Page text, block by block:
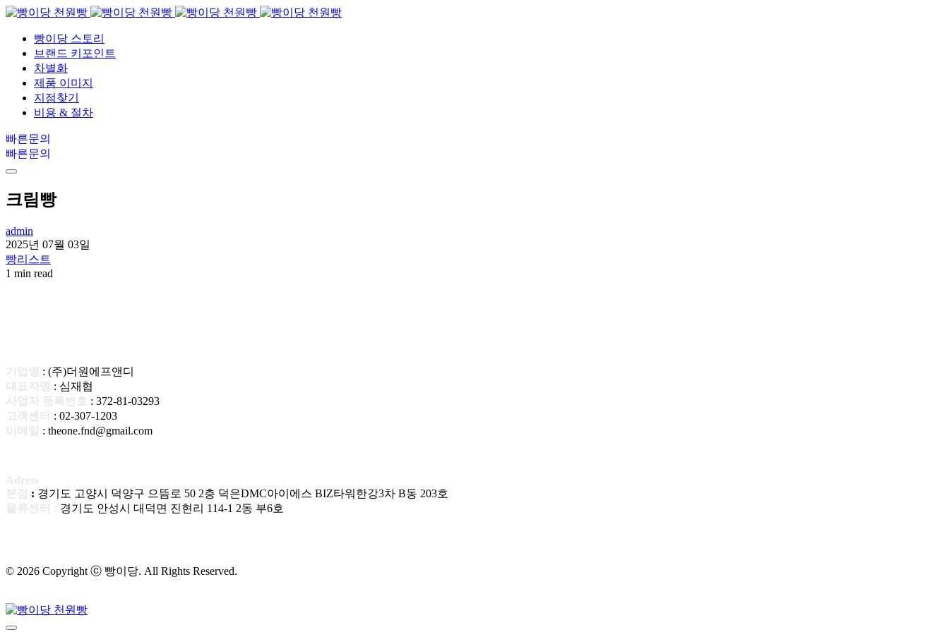
빵이당 스토리
브랜드 키포인트
차별화
제품 이미지
지점찾기
비용 & 절차
빠른문의
빠른문의
크림빵
admin
2025년 07월 03일
빵리스트
1 min read
: (주)더원에프앤디
: 심재협
: 372-81-03293
: 02-307-1203
: theone.fnd@gmail.com
: 경기도 고양시 덕양구 으뜸로 50 2층 덕은DMC아이에스 BIZ타워한강3차 B동 203호
경기도 안성시 대덕면 진현리 114-1 2동 부6호
© 2026 Copyright ⓒ 빵이당. All Rights Reserved.